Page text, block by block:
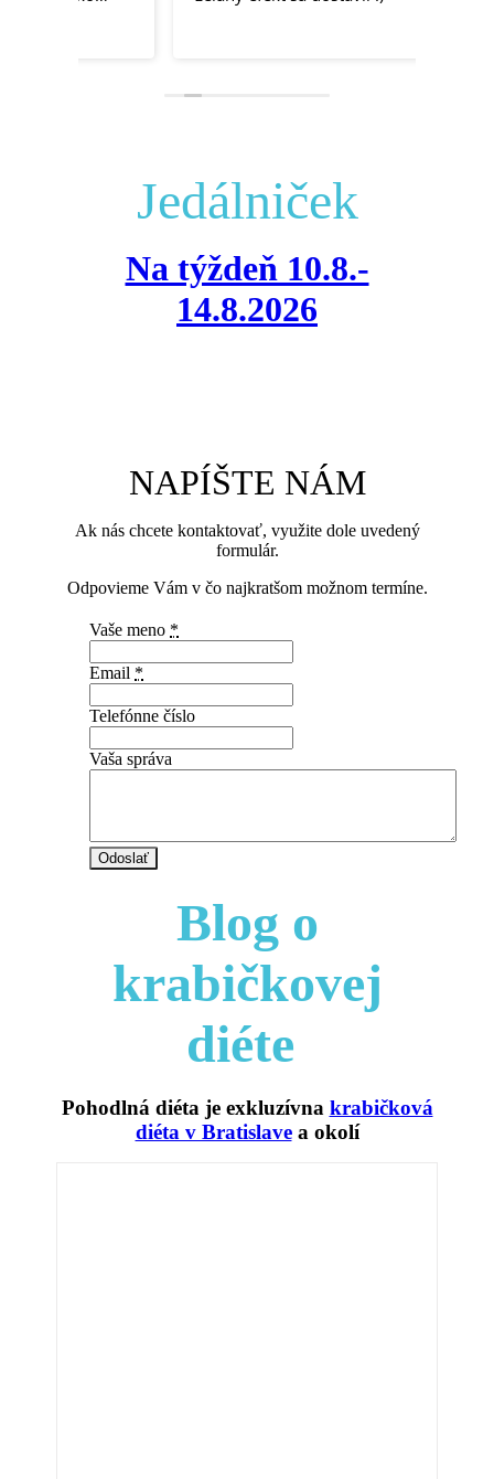
Jedálniček
Na týždeň 10.8.-
14.8.2026
NAPÍŠTE NÁM
Ak nás chcete kontaktovať, využite dole uvedený
formulár.
Odpovieme Vám v čo najkratšom možnom termíne.
Vaše meno *
Email *
Telefónne číslo
Vaša správa
Odoslať
Blog o
krabičkovej
diéte
Pohodlná diéta je exkluzívna krabičková
diéta v Bratislavea okolí